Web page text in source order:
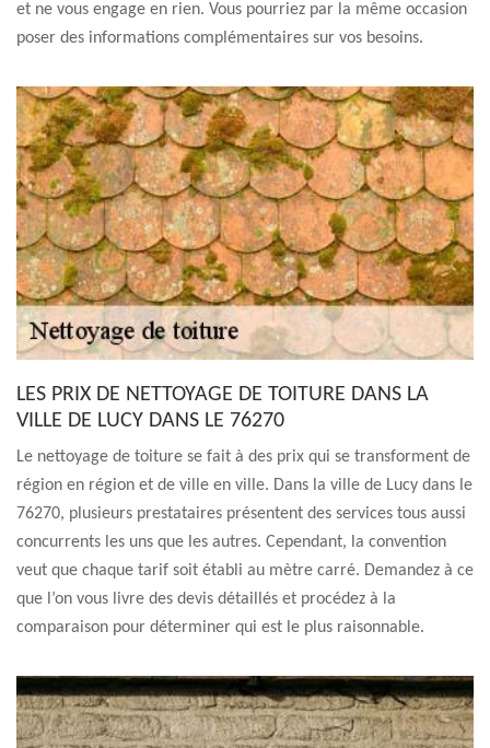
et ne vous engage en rien. Vous pourriez par la même occasion
poser des informations complémentaires sur vos besoins.
LES PRIX DE NETTOYAGE DE TOITURE DANS LA
VILLE DE LUCY DANS LE 76270
Le nettoyage de toiture se fait à des prix qui se transforment de
région en région et de ville en ville. Dans la ville de Lucy dans le
76270, plusieurs prestataires présentent des services tous aussi
concurrents les uns que les autres. Cependant, la convention
veut que chaque tarif soit établi au mètre carré. Demandez à ce
que l’on vous livre des devis détaillés et procédez à la
comparaison pour déterminer qui est le plus raisonnable.